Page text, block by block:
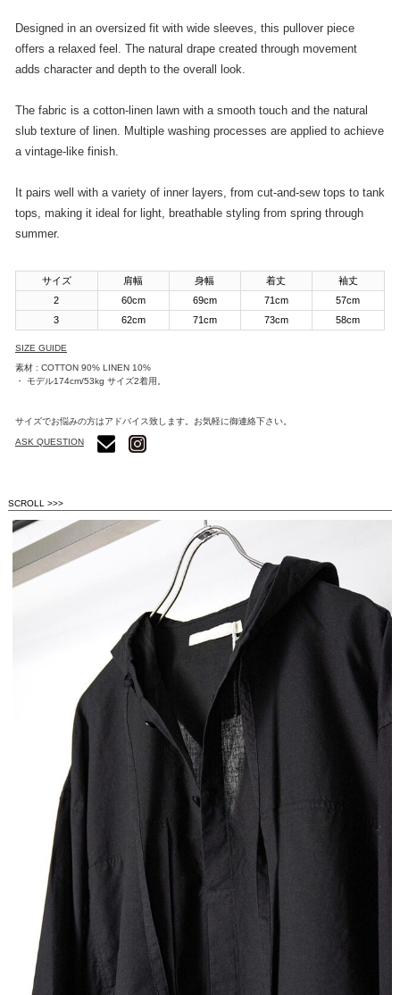
Designed in an oversized fit with wide sleeves, this pullover piece
offers a relaxed feel. The natural drape created through movement
adds character and depth to the overall look.
The fabric is a cotton-linen lawn with a smooth touch and the natural
slub texture of linen. Multiple washing processes are applied to achieve
a vintage-like finish.
It pairs well with a variety of inner layers, from cut-and-sew tops to tank
tops, making it ideal for light, breathable styling from spring through
summer.
サイズ 肩幅 身幅 着丈
袖丈
2
60cm 69cm 71cm
57cm
3
62cm 71cm 73cm 58cm
SIZE GUIDE
素材 : COTTON 90% LINEN 10%
・ モデル174cm/53kg サイズ2着用。
サイズでお悩みの方はアドバイス致します。お気軽に御連絡下さい。
ASK QUESTION
SCROLL >>>